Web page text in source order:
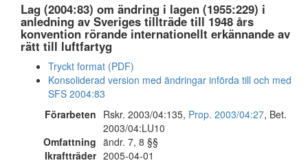
Lag (2004:83) om ändring i lagen (1955:229) i
anledning av Sveriges tillträde till 1948 års
konvention rörande internationellt erkännande av
rätt till luftfartyg
Tryckt format (PDF)
Konsoliderad version med ändringar införda till och med
SFS 2004:83
Förarbeten Rskr. 2003/04:135, Prop. 2003/04:27, Bet.
2003/04:LU10
Omfattning ändr. 7, 8 §§
Ikraftträder 2005-04-01